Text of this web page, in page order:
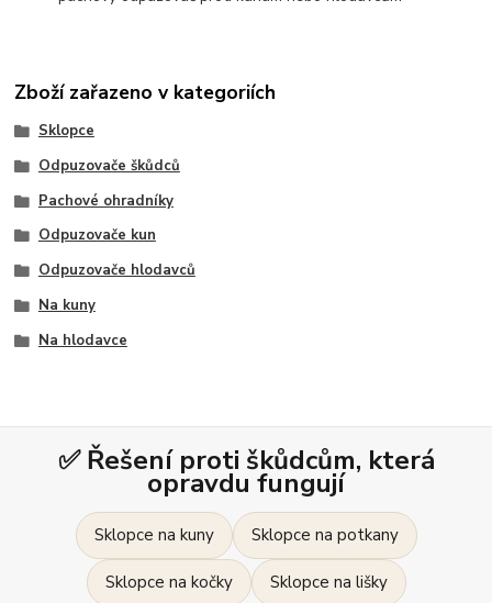
Zboží zařazeno v kategoriích
Sklopce
Odpuzovače škůdců
Pachové ohradníky
Odpuzovače kun
Odpuzovače hlodavců
Na kuny
Na hlodavce
✅ Řešení proti škůdcům, která
opravdu fungují
Sklopce na kuny Sklopce na potkany
Sklopce na kočky Sklopce na lišky